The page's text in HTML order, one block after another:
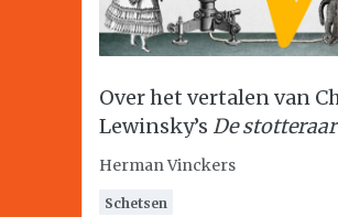
Over het vertalen van
Lewinsky’s De stotteraar
Herman Vinckers
Schetsen